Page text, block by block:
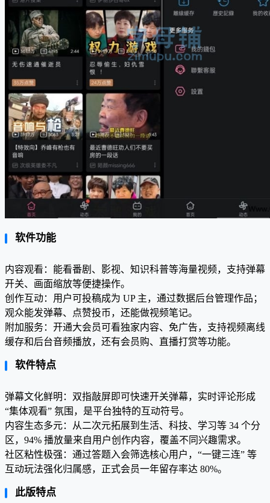
软件功能
内容观看：能看番剧、影视、知识科普等海量视频，支持弹幕
开关、画面缩放等便捷操作。
创作互动：用户可投稿成为 UP 主，通过数据后台管理作品；
观众能发弹幕、点赞投币，还能做视频笔记。
附加服务：开通大会员可看独家内容、免广告，支持视频离线
缓存和后台音频播放，还有会员购、直播打赏等功能。
软件特点
弹幕文化鲜明：双指敲屏即可快速开关弹幕，实时评论形成
“集体观看” 氛围，是平台独特的互动符号。
内容生态多元：从二次元拓展到生活、科技、学习等 34 个分
区，94% 播放量来自用户创作内容，覆盖不同兴趣需求。
社区粘性极强：通过答题入会筛选核心用户，“一键三连” 等
互动玩法强化归属感，正式会员一年留存率达 80%。
此版特点